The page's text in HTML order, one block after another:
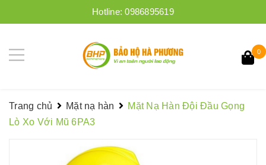
Hotline:0986895619
0
Trang chủ Mặt nạ hàn
Mặt Nạ Hàn Đội Đầu Gọng
Lò Xo Với Mũ 6PA3